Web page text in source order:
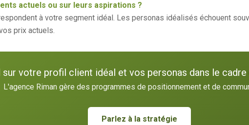
actuels ou sur leurs aspirations ?
à votre segment idéal. Les personas idéalisés échouent
prix actuels.
votre profil client idéal et vos personas dans le
L'agence Riman gère des programmes de positionnement et de
Parlez à la stratégie